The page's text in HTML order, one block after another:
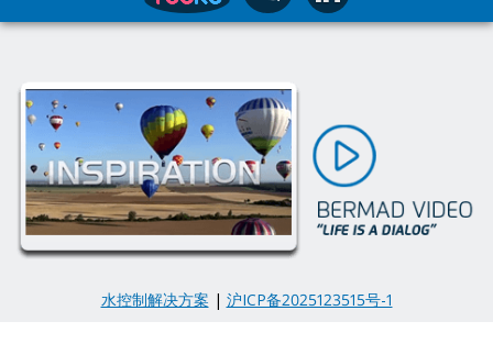
水控制解决方案 | 沪ICP备2025123515号-1